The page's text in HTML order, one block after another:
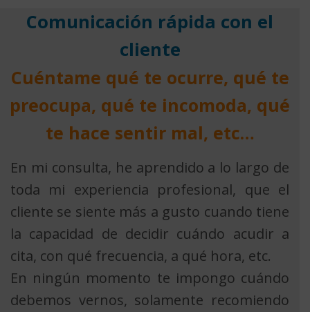
Comunicación rápida con el
cliente
Cuéntame qué te ocurre, qué te
preocupa, qué te incomoda, qué
te hace sentir mal, etc…
En mi consulta, he aprendido a lo largo de
toda mi experiencia profesional, que el
cliente se siente más a gusto cuando tiene
la capacidad de decidir cuándo acudir a
cita, con qué frecuencia, a qué hora, etc.
En ningún momento te impongo cuándo
debemos vernos, solamente recomiendo